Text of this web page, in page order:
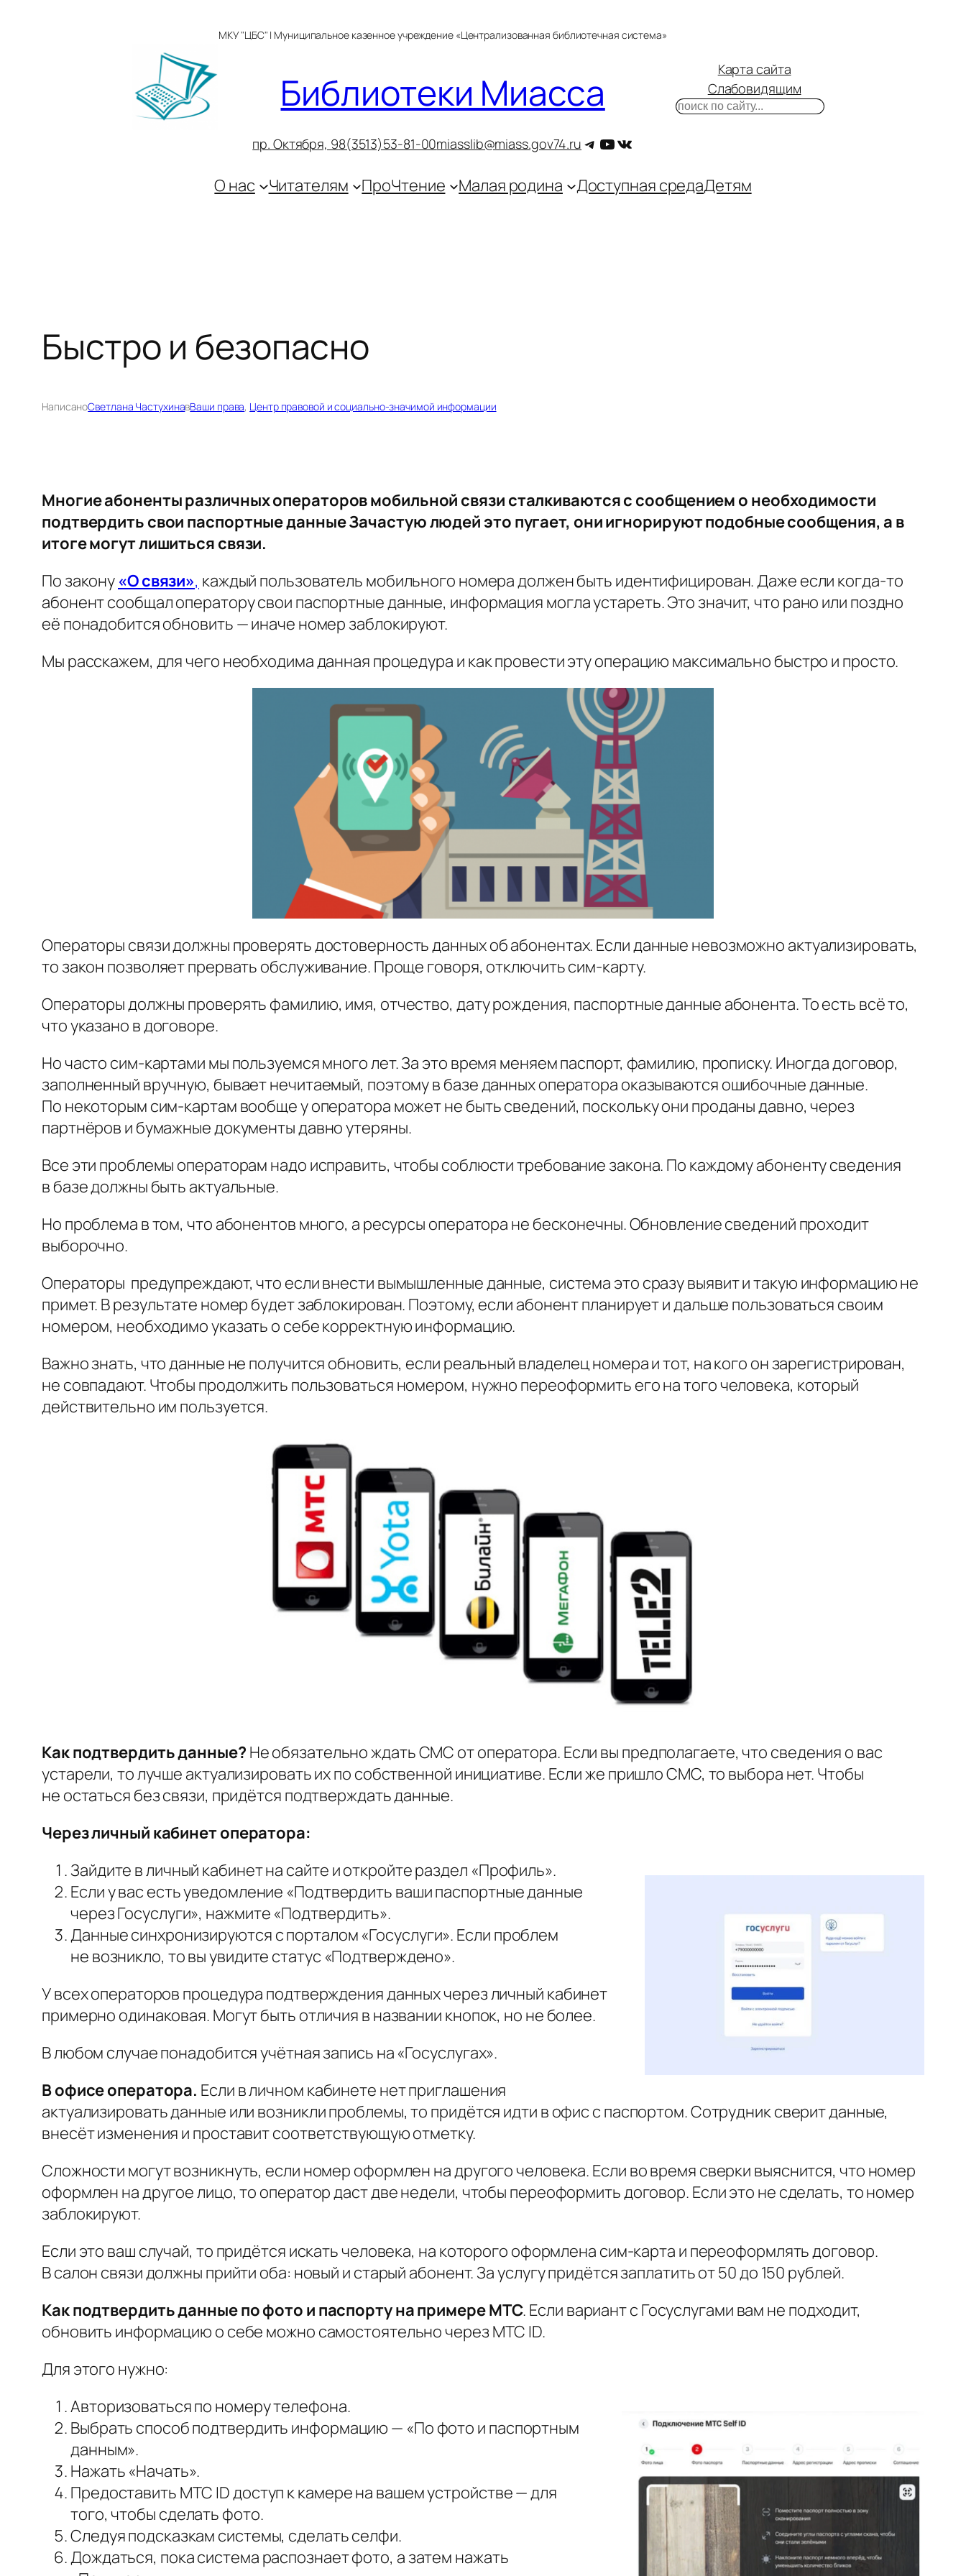
МКУ "ЦБС" | Муниципальное казенное учреждение «Централизованная библиотечная система»
Библиотеки Миасса
пр. Октября, 98(3513)53-81-00miasslib@miass.gov74.ru Telegram
YouTube
ВКонтакте
Карта сайта
Слабовидящим
Поиск
О нас Читателям ПроЧтение Малая родина Доступная средаДетям
Быстро и безопасно
НаписаноСветлана ЧастухинавВаши права, Центр правовой и социально-значимой информации
Многие абоненты различных операторов мобильной связи сталкиваются с сообщением о необходимости
подтвердить свои паспортные данные Зачастую людей это пугает, они игнорируют подобные сообщения, а в
итоге могут лишиться связи.
По закону «О связи», каждый пользователь мобильного номера должен быть идентифицирован. Даже если когда-то
абонент сообщал оператору свои паспортные данные, информация могла устареть. Это значит, что рано или поздно
её понадобится обновить — иначе номер заблокируют.
Мы расскажем, для чего необходима данная процедура и как провести эту операцию максимально быстро и просто.
Операторы связи должны проверять достоверность данных об абонентах. Если данные невозможно актуализировать,
то закон позволяет прервать обслуживание. Проще говоря, отключить сим-карту.
Операторы должны проверять фамилию, имя, отчество, дату рождения, паспортные данные абонента. То есть всё то,
что указано в договоре.
Но часто сим-картами мы пользуемся много лет. За это время меняем паспорт, фамилию, прописку. Иногда договор,
заполненный вручную, бывает нечитаемый, поэтому в базе данных оператора оказываются ошибочные данные.
По некоторым сим-картам вообще у оператора может не быть сведений, поскольку они проданы давно, через
партнёров и бумажные документы давно утеряны.
Все эти проблемы операторам надо исправить, чтобы соблюсти требование закона. По каждому абоненту сведения
в базе должны быть актуальные.
Но проблема в том, что абонентов много, а ресурсы оператора не бесконечны. Обновление сведений проходит
выборочно.
Операторы предупреждают, что если внести вымышленные данные, система это сразу выявит и такую информацию не
примет. В результате номер будет заблокирован. Поэтому, если абонент планирует и дальше пользоваться своим
номером, необходимо указать о себе корректную информацию.
Важно знать, что данные не получится обновить, если реальный владелец номера и тот, на кого он зарегистрирован,
не совпадают. Чтобы продолжить пользоваться номером, нужно переоформить его на того человека, который
действительно им пользуется.
Как подтвердить данные? Не обязательно ждать СМС от оператора. Если вы предполагаете, что сведения о вас
устарели, то лучше актуализировать их по собственной инициативе. Если же пришло СМС, то выбора нет. Чтобы
не остаться без связи, придётся подтверждать данные.
Через личный кабинет оператора:
Зайдите в личный кабинет на сайте и откройте раздел «Профиль».
Если у вас есть уведомление «Подтвердить ваши паспортные данные
через Госуслуги», нажмите «Подтвердить».
Данные синхронизируются с порталом «Госуслуги». Если проблем
не возникло, то вы увидите статус «Подтверждено».
У всех операторов процедура подтверждения данных через личный кабинет
примерно одинаковая. Могут быть отличия в названии кнопок, но не более.
В любом случае понадобится учётная запись на «Госуслугах».
В офисе оператора. Если в личном кабинете нет приглашения
актуализировать данные или возникли проблемы, то придётся идти в офис с паспортом. Сотрудник сверит данные,
внесёт изменения и проставит соответствующую отметку.
Сложности могут возникнуть, если номер оформлен на другого человека. Если во время сверки выяснится, что номер
оформлен на другое лицо, то оператор даст две недели, чтобы переоформить договор. Если это не сделать, то номер
заблокируют.
Если это ваш случай, то придётся искать человека, на которого оформлена сим-карта и переоформлять договор.
В салон связи должны прийти оба: новый и старый абонент. За услугу придётся заплатить от 50 до 150 рублей.
Как подтвердить данные по фото и паспорту на примере МТС. Если вариант с Госуслугами вам не подходит,
обновить информацию о себе можно самостоятельно через МТС ID.
Для этого нужно:
Авторизоваться по номеру телефона.
Выбрать способ подтвердить информацию — «По фото и паспортным
данным».
Нажать «Начать».
Предоставить МТС ID доступ к камере на вашем устройстве — для
того, чтобы сделать фото.
Следуя подсказкам системы, сделать селфи.
Дождаться, пока система распознает фото, а затем нажать